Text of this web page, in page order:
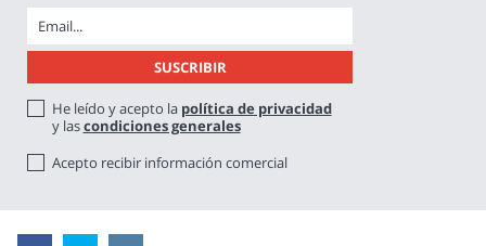
He leído y acepto la política de privacidad
y lascondiciones generales
Acepto recibir información comercial